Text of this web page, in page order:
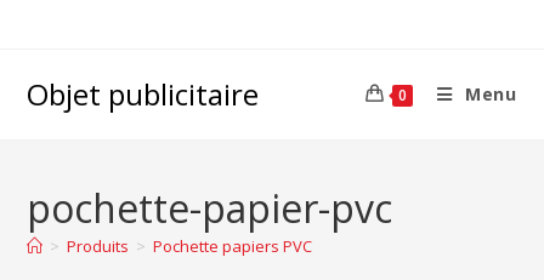
Objet publicitaire 0 Menu
pochette-papier-pvc
> Produits > Pochette papiers PVC